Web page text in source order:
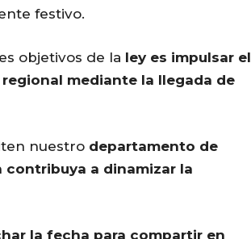
festivo.
objetivos de la ley es impulsar el
mediante la llegada de
nuestro departamento de
a dinamizar la
la fecha para compartir en